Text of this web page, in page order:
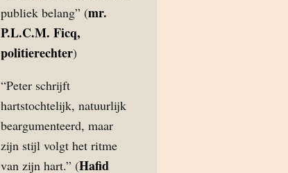
publiek belang” (mr.
P.L.C.M. Ficq,
politierechter)
“Peter schrijft
hartstochtelijk, natuurlijk
beargumenteerd, maar
zijn stijl volgt het ritme
van zijn hart.” (Hafid